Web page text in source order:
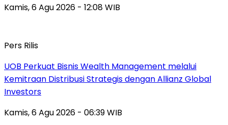
Kamis, 6 Agu 2026 - 12:08 WIB
Pers Rilis
UOB Perkuat Bisnis Wealth Management melalui
Kemitraan Distribusi Strategis dengan Allianz Global
Investors
Kamis, 6 Agu 2026 - 06:39 WIB